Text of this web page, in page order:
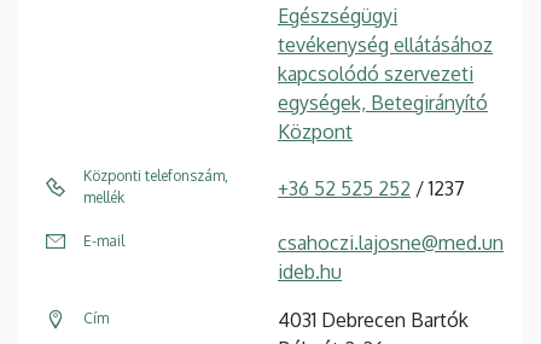
Egészségügyi
tevékenység ellátásához
kapcsolódó szervezeti
egységek, Betegirányító
Központ
Központi telefonszám,
mellék
+36 52 525 252 / 1237
E-mail
csahoczi.lajosne@med.un
ideb.hu
Cím
4031 Debrecen Bartók